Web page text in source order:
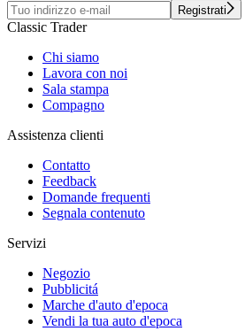
Registrati
Classic Trader
Chi siamo
Lavora con noi
Sala stampa
Compagno
Assistenza clienti
Contatto
Feedback
Domande frequenti
Segnala contenuto
Servizi
Negozio
Pubblicitá
Marche d'auto d'epoca
Vendi la tua auto d'epoca